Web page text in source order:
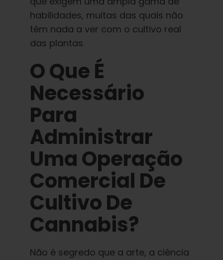
habilidades, muitas das quais não
têm nada a ver com o cultivo real
das plantas.
O Que É
Necessário
Para
Administrar
Uma Operação
Comercial De
Cultivo De
Cannabis?
Não é segredo que a arte, a ciência